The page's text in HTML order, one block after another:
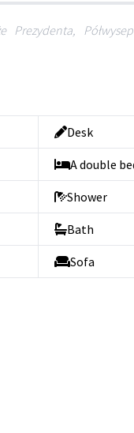
Prezydenta,
Desk
A double
Shower
Bath
Sofa